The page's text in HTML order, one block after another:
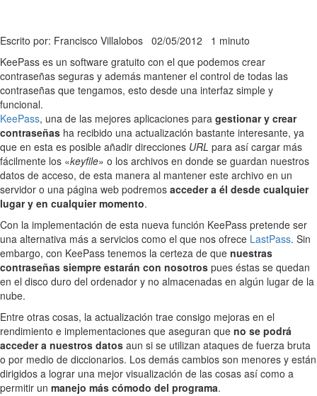
Escrito por: Francisco Villalobos 02/05/2012 1 minuto
KeePass es un software gratuito con el que podemos crear
contraseñas seguras y además mantener el control de todas las
contraseñas que tengamos, esto desde una interfaz simple y
funcional.
KeePass, una de las mejores aplicaciones para gestionar y crear
contraseñas ha recibido una actualización bastante interesante, ya
que en esta es posible añadir direcciones URL para así cargar más
fácilmente los «keyfile» o los archivos en donde se guardan nuestros
datos de acceso, de esta manera al mantener este archivo en un
servidor o una página web podremos acceder a él desde cualquier
lugar y en cualquier momento.
Con la implementación de esta nueva función KeePass pretende ser
una alternativa más a servicios como el que nos ofrece LastPass. Sin
embargo, con KeePass tenemos la certeza de que nuestras
contraseñas siempre estarán con nosotros pues éstas se quedan
en el disco duro del ordenador y no almacenadas en algún lugar de la
nube.
Entre otras cosas, la actualización trae consigo mejoras en el
rendimiento e implementaciones que aseguran que no se podrá
acceder a nuestros datos aun si se utilizan ataques de fuerza bruta
o por medio de diccionarios. Los demás cambios son menores y están
dirigidos a lograr una mejor visualización de las cosas así como a
permitir un manejo más cómodo del programa.